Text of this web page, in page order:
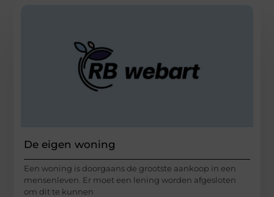
De eigen woning
Een woning is doorgaans de grootste aankoop in een
mensenleven. Er moet een lening worden afgesloten
om dit te kunnen